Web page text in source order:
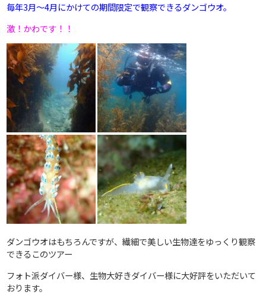
毎年3月～4月にかけての期間限定で観察できるダンゴウオ。
激！かわです！！
ダンゴウオはもちろんですが、繊細で美しい生物達をゆっくり観察
できるこのツアー
フォト派ダイバー様、生物大好きダイバー様に大好評をいただいて
おります。